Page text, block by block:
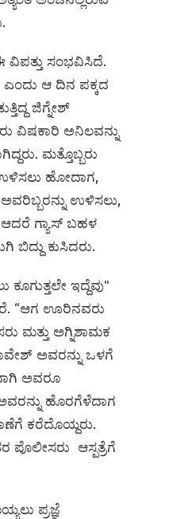
ವಿಪತ್ತು ಸಂಭವಿಸಿದೆ.
ಎಂದು ಆ ದಿನ ಪಕ್ಕದ
ಜಿಗ್ನೇಶ್
ವಿಷಕಾರಿ ಅನಿಲವನ್ನು
ಮತ್ತೊಬ್ಬರು
ಉಳಿಸಲು ಹೋದಾಗ,
ಉಳಿಸಲು,
ಗ್ಯಾಸ್‌ ಬಹಳ
ಬಿದ್ದು ಕುಸಿದರು.
ಇದ್ದೆವು"
“ಆಗ ಊರಿನವರು
ಮತ್ತು ಅಗ್ನಿಶಾಮಕ
ಅವರನ್ನು ಒಳಗೆ
ಅವರೂ
ಅವರನ್ನು ಹೊರಗೆಳೆದಾಗ
ಕರೆದೊಯ್ದರು.
ಪೊಲೀಸರು ಆಸ್ಪತ್ರೆಗೆ
ಪ್ರಜ್ಞೆ